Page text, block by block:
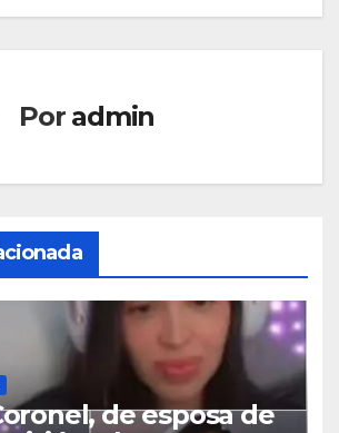
Por admin
de esposa de